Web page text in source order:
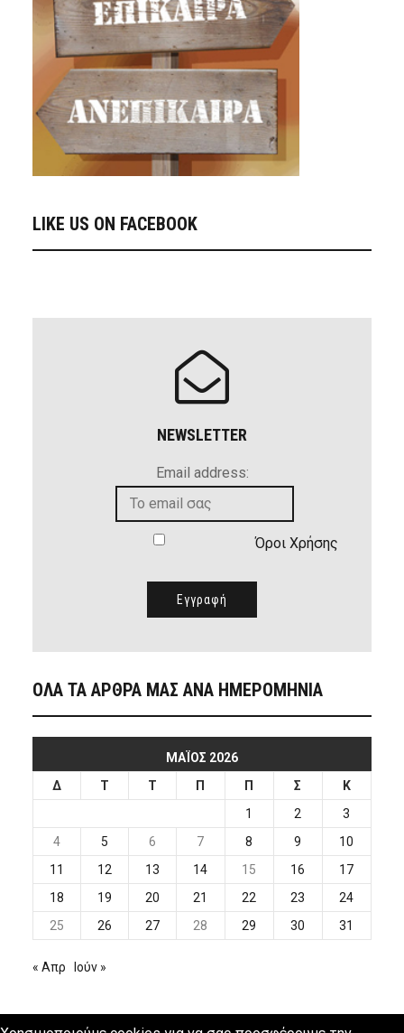
LIKE US ON FACEBOOK
NEWSLETTER
Email address:
Όροι Χρήσης
ΟΛΑ ΤΑ ΑΡΘΡΑ ΜΑΣ ΑΝΑ ΗΜΕΡΟΜΗΝΙΑ
ΜΆΙΟΣ 2026
Δ
Τ Τ Π Π Σ
Κ
1
2
3
4
5 6 7 8 9
10
11
12 13 14 15 16
17
18
19 20 21 22 23
24
25
26 27 28 29 30 31
« Απρ Ιούν »